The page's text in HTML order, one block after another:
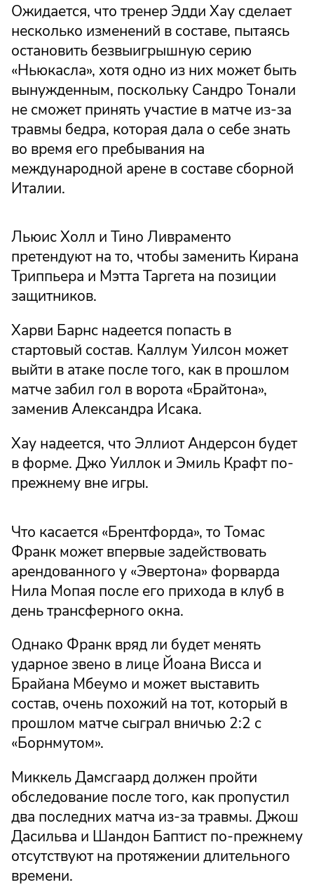
Ожидается, что тренер Эдди Хау сделает
несколько изменений в составе, пытаясь
остановить безвыигрышную серию
«Ньюкасла», хотя одно из них может быть
вынужденным, поскольку Сандро Тонали
не сможет принять участие в матче из-за
травмы бедра, которая дала о себе знать
во время его пребывания на
международной арене в составе сборной
Италии.
Льюис Холл и Тино Ливраменто
претендуют на то, чтобы заменить Кирана
Триппьера и Мэтта Таргета на позиции
защитников.
Харви Барнс надеется попасть в
стартовый состав. Каллум Уилсон может
выйти в атаке после того, как в прошлом
матче забил гол в ворота «Брайтона»,
заменив Александра Исака.
Хау надеется, что Эллиот Андерсон будет
в форме. Джо Уиллок и Эмиль Крафт по-
прежнему вне игры.
Что касается «Брентфорда», то Томас
Франк может впервые задействовать
арендованного у «Эвертона» форварда
Нила Мопая после его прихода в клуб в
день трансферного окна.
Однако Франк вряд ли будет менять
ударное звено в лице Йоана Висса и
Брайана Мбеумо и может выставить
состав, очень похожий на тот, который в
прошлом матче сыграл вничью 2:2 с
«Борнмутом».
Миккель Дамсгаард должен пройти
обследование после того, как пропустил
два последних матча из-за травмы. Джош
Дасильва и Шандон Баптист по-прежнему
отсутствуют на протяжении длительного
времени.